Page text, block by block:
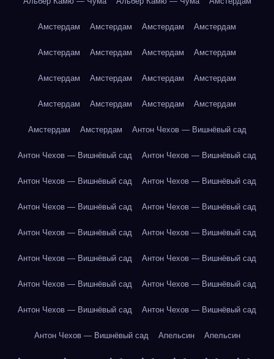
Амстердам Амстердам Амстердам Амстердам
Амстердам Амстердам Амстердам Амстердам
Амстердам Амстердам Амстердам Амстердам
Амстердам Амстердам Амстердам Амстердам
Амстердам Амстердам Антон Чехов — Вишнёвый сад
Антон Чехов — Вишнёвый сад Антон Чехов — Вишнёвый сад
Антон Чехов — Вишнёвый сад Антон Чехов — Вишнёвый сад
Антон Чехов — Вишнёвый сад Антон Чехов — Вишнёвый сад
Антон Чехов — Вишнёвый сад Антон Чехов — Вишнёвый сад
Антон Чехов — Вишнёвый сад Антон Чехов — Вишнёвый сад
Антон Чехов — Вишнёвый сад Антон Чехов — Вишнёвый сад
Антон Чехов — Вишнёвый сад Антон Чехов — Вишнёвый сад
Антон Чехов — Вишнёвый сад Апельсин Апельсин